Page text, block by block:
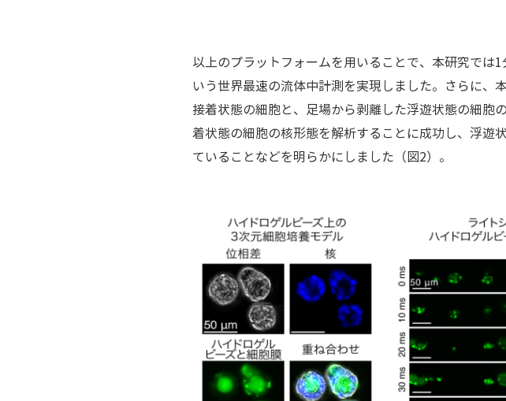
以上のプラットフォームを用いることで、本研究では
いう世界最速の流体中計測を実現しました。さらに、
接着状態の細胞と、足場から剥離した浮遊状態の細胞
着状態の細胞の核形態を解析することに成功し、浮遊
ていることなどを明らかにしました（図2）。